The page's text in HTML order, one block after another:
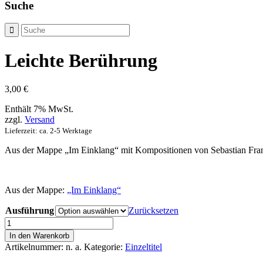
Suche
Leichte Berührung
3,00 €
Enthält 7% MwSt.
zzgl. Versand
Lieferzeit: ca. 2-5 Werktage
Aus der Mappe „Im Einklang“ mit Kompositionen von Sebastian
Aus der Mappe: „Im Einklang“
Ausführung
Zurücksetzen
Leichte
Berührung
Menge
In den Warenkorb
Artikelnummer: n. a. Kategorie: Einzeltitel